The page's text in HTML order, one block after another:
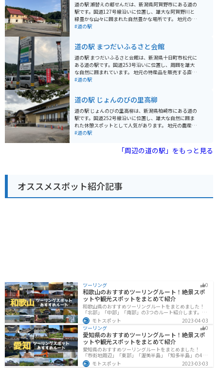
道の駅 瀬替えの郷せんだは、新潟県阿賀野市にある道の
駅です。国道127号線沿いに位置し、雄大な阿賀野川と
緑豊かな山々に囲まれた自然豊かな場所です。 地元の新
鮮な野菜や果物が並ぶ農産物直売所は、観光客に人気で
食材をふんだんに使った料理を楽しむことができます。
おすすめは、新鮮な野菜がたっぷり入った「けんちんう
どん」です。 バイクで訪れる場合、道の駅には広々とし
た駐車場が完備されているので安心です。周辺には、阿
賀野川沿いを走る爽快なルートや、山間部を駆け抜ける
景色を楽しむツーリングはいかがでしょうか。 周辺に
は、遊覧船に乗って阿賀野川の景色を楽しむことができ
る「阿賀野川ライン下り」や、約400年の歴史を持つ
「麒麟山温泉」など、観光スポットも充実しています。
#道の駅
道の駅 まつだいふるさと会館
道の駅 まつだいふるさと会館は、新潟県十日町市松代に
ある道の駅です。国道253号沿いに位置し、周囲を雄大
な自然に囲まれています。 地元の特産品を販売する直売
所では、新鮮な野菜や山菜、きのこなどが人気です。ま
産のそば粉を使った「へぎそば」です。 バイクで訪れる
場合、道の駅 まつだいふるさと会館は、駐車場も広く、
休憩場所として最適です。周辺には、棚田で有名な星峠
の棚田や、美人林など、自然豊かな観光スポットが点在
しており、ツーリングの拠点としてもおすすめです。 特
れ、幻想的な風景が広がります。周辺の温泉施設と合わ
#道の駅
道の駅 じょんのびの里高柳
道の駅 じょんのびの里高柳は、新潟県柏崎市にある道の
駅です。国道252号線沿いに位置し、雄大な自然に囲ま
れた休憩スポットとして人気があります。 地元の農産物
直売所では、新鮮な野菜や果物、山菜などが販売されて
「とちおとめ」や「ル レクチエ」といったブランド苺
は、甘みと酸味のバランスが良く、お土産に最適です。
場が完備されているので安心です。周辺には、美しい渓
谷美を眺められる「高柳グリーンパーク」や、温泉施設
「じょんのび館」など、観光スポットも充実していま
#道の駅
「周辺の道の駅」をもっと見る
オススメスポット紹介記事
ツーリング 0
和歌山のおすすめツーリングルート！絶景スポ
ットや観光スポットをまとめて紹介
和歌山県のおすすめツーリングルートをまとめました！
「北部」「中部」「南部」の3つのルート紹介します。海
と山に囲まれた自然豊かなエリアが広がり、様々な楽し
み方ができます。バイクで和歌山県にツーリングに行く
際は参考にしてください。
モトスポット
2023-04-03
ツーリング
0
愛知県のおすすめツーリングルート！絶景スポ
ットや観光スポットをまとめて紹介
愛知県のおすすめツーリングルートをまとめました！
「市街地周辺」「東部」「渥美半島」「知多半島」の4つ
のルート紹介します。名古屋周辺の栄えたスポットから
モトスポット
2023-03-03